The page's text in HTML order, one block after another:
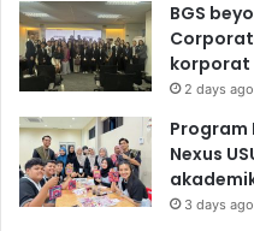
BGS
korporat
2 days ago
Program
Nexus
3 days ago